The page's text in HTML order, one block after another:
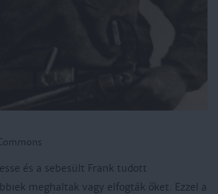
és a sebesült Frank tudott
meghaltak vagy elfogták őket. Ezzel a